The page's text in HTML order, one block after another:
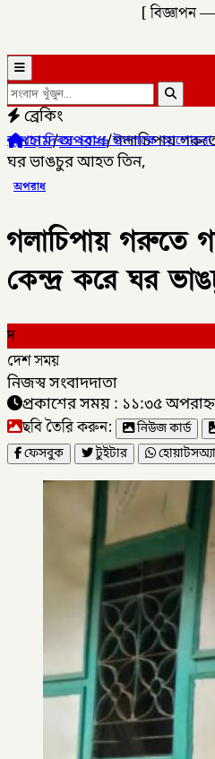
[ বিজ্ঞাপন
ব্রেকিং
আলোচনা সভা ও বিশেষ মোনাজাত,
হোম/অপরাধ/গলাচিপায়
ঘর ভাঙচুর আহত তিন,
অপরাধ
গলাচিপায় গরুতে
কেন্দ্র করে ঘর
দ
দেশ সময়
নিজস্ব সংবাদদাতা
প্রকাশের সময় : ১১:৩৫
ছবি তৈরি করুন: নিউজ কার্ড
ফেসবুক
টুইটার